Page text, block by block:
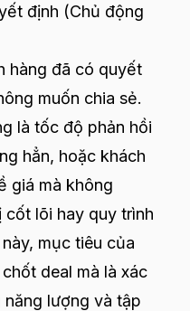
định (Chủ động
hàng đã có quyết
muốn chia sẻ.
là tốc độ phản hồi
hẳn, hoặc khách
giá mà không
cốt lõi hay quy trình
mục tiêu của
deal mà là xác
năng lượng và tập